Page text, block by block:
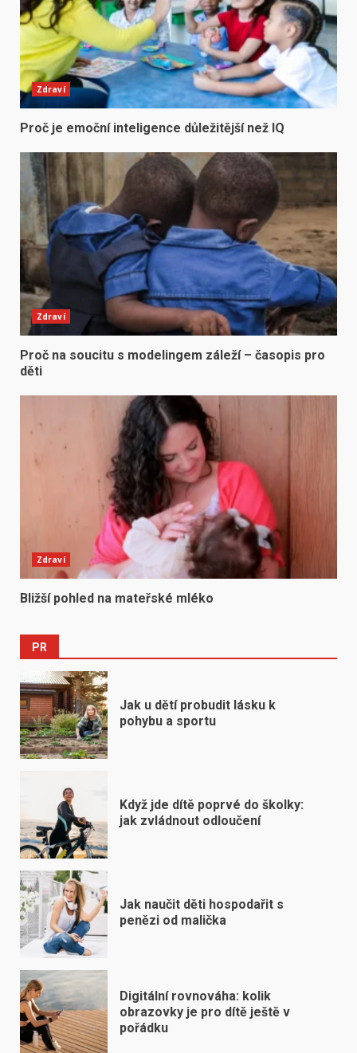
Zdraví
Proč je emoční inteligence důležitější než IQ
Zdraví
Proč na soucitu s modelingem záleží – časopis pro
děti
Zdraví
Bližší pohled na mateřské mléko
PR
Jak u dětí probudit lásku k
pohybu a sportu
Když jde dítě poprvé do školky:
jak zvládnout odloučení
Jak naučit děti hospodařit s
penězi od malička
Digitální rovnováha: kolik
obrazovky je pro dítě ještě v
pořádku